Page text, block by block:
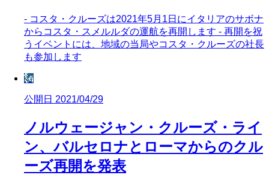
- コスタ・クルーズは2021年5月1日にイタリアのサボナ
からコスタ・スメルルダの運航を再開します - 再開を祝
うイベントには、地域の当局やコスタ・クルーズの社長
も参加します
🗽
公開日 2021/04/29
ノルウェージャン・クルーズ・ライ
ン、バルセロナとローマからのクル
ーズ再開を発表